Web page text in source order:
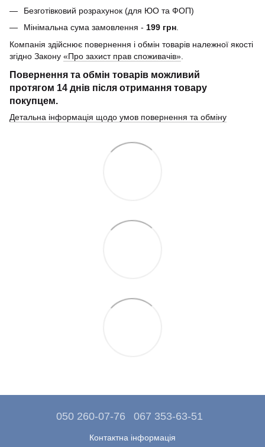
Безготівковий розрахунок (для ЮО та ФОП)
Мінімальна сума замовлення - 199 грн.
Компанія здійснює повернення і обмін товарів належної якості
згідно Закону «Про захист прав споживачів»
Повернення та обмін товарів можливий
протягом 14 днів після отримання товару
покупцем.
Детальна інформація щодо умов повернення та обміну
050 260-07-76 067 353-63-51
Контактна інформація